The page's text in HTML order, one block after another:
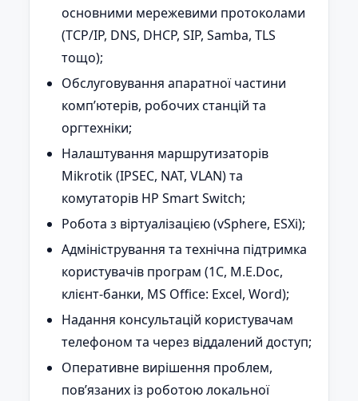
основними мережевими протоколами
(TCP/IP, DNS, DHCP, SIP, Samba, TLS
тощо);
Обслуговування апаратної частини
комп’ютерів, робочих станцій та
оргтехніки;
Налаштування маршрутизаторів
Mikrotik (IPSEC, NAT, VLAN) та
комутаторів HP Smart Switch;
Робота з віртуалізацією (vSphere, ESXi);
Адміністрування та технічна підтримка
користувачів програм (1С, M.E.Doc,
клієнт-банки, MS Office: Excel, Word);
Надання консультацій користувачам
телефоном та через віддалений доступ;
Оперативне вирішення проблем,
пов’язаних із роботою локальної